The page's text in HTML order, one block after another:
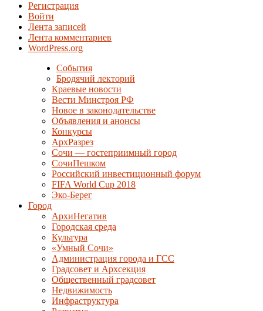
Регистрация
Войти
Лента записей
Лента комментариев
WordPress.org
События
Бродячий лекторий
Краевые новости
Вести Минстроя РФ
Новое в законодательстве
Объявления и анонсы
Конкурсы
АрхРазрез
Сочи — гостеприимный город
СочиПешком
Российский инвестиционный форум
FIFA World Cup 2018
Эко-Берег
Город
АрхиНегатив
Городская среда
Культура
«Умный Сочи»
Администрация города и ГСС
Градсовет и Архсекция
Общественный градсовет
Недвижимость
Инфраструктура